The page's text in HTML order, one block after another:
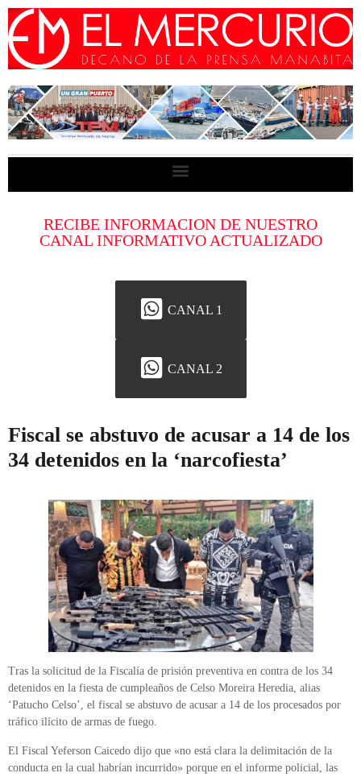
RECIBE INFORMACION DE NUESTRO
CANAL INFORMATIVO ACTUALIZADO
CANAL 1
CANAL 2
Fiscal se abstuvo de acusar a 14 de los
34 detenidos en la ‘narcofiesta’
Tras la solicitud de la Fiscalía de prisión preventiva en contra de los 34
detenidos en la fiesta de cumpleaños de Celso Moreira Heredia, alias
‘Patucho Celso’, el fiscal se abstuvo de acusar a 14 de los procesados por
tráfico ilícito de armas de fuego.
El Fiscal Yeferson Caicedo dijo que «no está clara la delimitación de la
conducta en la cual habrían incurrido» porque en el informe policial, las